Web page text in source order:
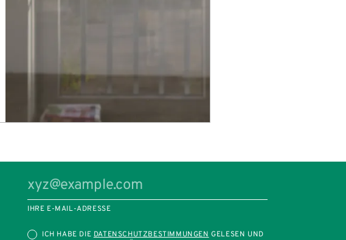
IHRE E-MAIL-ADRESSE
ICH HABE DIE DATENSCHUTZBESTIMMUNGEN GELESEN UND